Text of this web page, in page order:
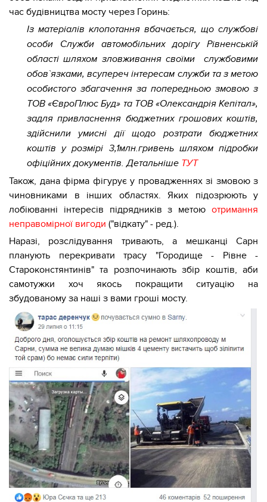
час будівництва мосту через Горинь:
Із матеріалів клопотання вбачається, що службові
особи Служби автомобільних дорігу Рівненській
області шляхом зловживання своїми службовими
обов`язками, всупереч інтересам служби та з метою
особистого збагачення за попередньою змовою з
ТОВ «ЄвроПлюс Буд» та ТОВ «Олександрія Кепітал»,
задля привласнення бюджетних грошових коштів,
здійснили умисні дії щодо розтрати бюджетних
коштів у розмірі 3,1млн.гривень шляхом підробки
офіційних документів. Детальніше ТУТ
Також, дана фірма фігурує у провадженнях зі змовою з
чиновниками в інших областях. Яких підозрюють у
лобіюванні інтересів підрядників з метою отримання
неправомірної вигоди ("відкату" - ред.).
Наразі, розслідування тривають, а мешканці Сарн
планують перекривати трасу "Городище - Рівне -
Староконстянтинів" та розпочинають збір коштів, аби
самотужки хоч якось покращити ситуацію на
збудованому за наші з вами гроші мосту.